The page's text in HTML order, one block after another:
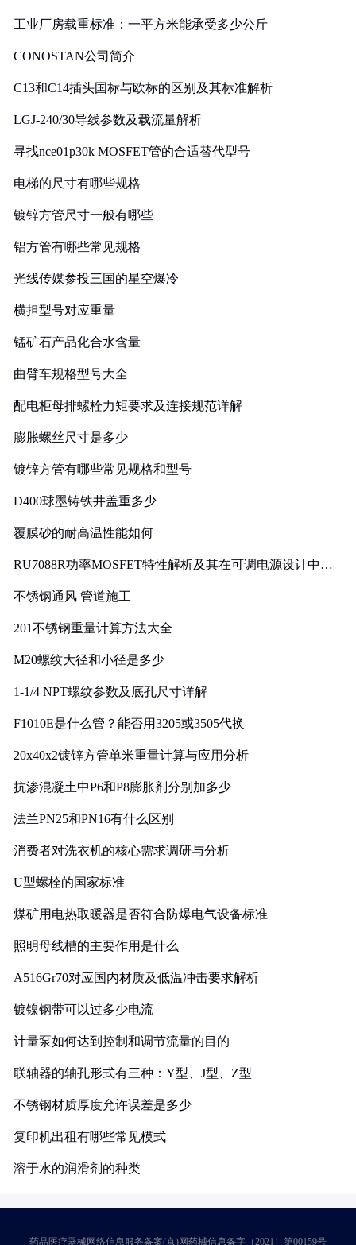
工业厂房载重标准：一平方米能承受多少公斤
CONOSTAN公司简介
C13和C14插头国标与欧标的区别及其标准解析
LGJ-240/30导线参数及载流量解析
寻找nce01p30k MOSFET管的合适替代型号
电梯的尺寸有哪些规格
镀锌方管尺寸一般有哪些
铝方管有哪些常见规格
光线传媒参投三国的星空爆冷
横担型号对应重量
锰矿石产品化合水含量
曲臂车规格型号大全
配电柜母排螺栓力矩要求及连接规范详解
膨胀螺丝尺寸是多少
镀锌方管有哪些常见规格和型号
D400球墨铸铁井盖重多少
覆膜砂的耐高温性能如何
RU7088R功率MOSFET特性解析及其在可调电源设计中的
不锈钢通风 管道施工
201不锈钢重量计算方法大全
M20螺纹大径和小径是多少
1-1/4 NPT螺纹参数及底孔尺寸详解
F1010E是什么管？能否用3205或3505代换
20x40x2镀锌方管单米重量计算与应用分析
抗渗混凝土中P6和P8膨胀剂分别加多少
法兰PN25和PN16有什么区别
消费者对洗衣机的核心需求调研与分析
U型螺栓的国家标准
煤矿用电热取暖器是否符合防爆电气设备标准
照明母线槽的主要作用是什么
A516Gr70对应国内材质及低温冲击要求解析
镀镍钢带可以过多少电流
计量泵如何达到控制和调节流量的目的
联轴器的轴孔形式有三种：Y型、J型、Z型
不锈钢材质厚度允许误差是多少
复印机出租有哪些常见模式
溶于水的润滑剂的种类
药品医疗器械网络信息服务备案(京)网药械信息备字（2021）第00159号